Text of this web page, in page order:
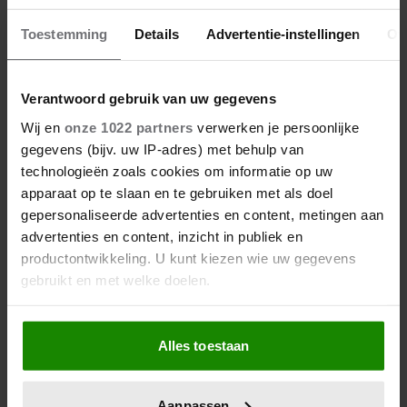
Toestemming Details Advertentie-instellingen
Verantwoord gebruik van uw gegevens
Wij en onze 1022 partners verwerken je persoonlijke
gegevens (bijv. uw IP-adres) met behulp van
technologieën zoals cookies om informatie op uw
apparaat op te slaan en te gebruiken met als doel
gepersonaliseerde advertenties en content, metingen aan
advertenties en content, inzicht in publiek en
productontwikkeling. U kunt kiezen wie uw gegevens
gebruikt en met welke doelen.
Als u het toestaat, willen we ook graag:
Informatie verzamelen over uw geografische
locatie, die tot een paar meter nauwkeurig kan zijn
Alles toestaan
29 juni 2026
PRINSES CATHERINE BEKLIMT
BERGEN VOOR
KANKERONDERZOEK
BIJZONDER: PRINSES BEATRIX